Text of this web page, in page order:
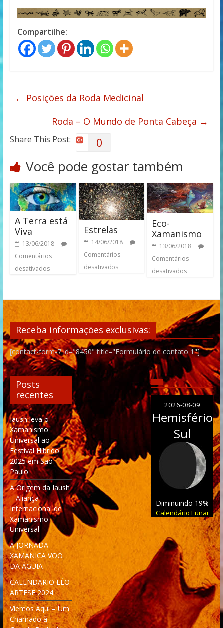
Compartilhe:
← Posições da Roda Medicinal
Roda – O Mundo de Ponta Cabeça →
Share This Post: 0
Você pode gostar também
A Terra está
Viva
13/06/2018
Comentários
desativados
Estrelas
14/06/2018
Comentários
desativados
Eco-
Xamanismo
13/06/2018
Comentários
desativados
Receba informações exclusivas:
[contact-form-7 id="8450" title="Formulário de contato 1"]
Posts
recentes
Iaush leva o
Xamanismo
Universal ao
Festival Híbrido
2025 em São
Paulo
A Origem da Iaush
– Aliança
Internacional de
Xamanismo
Universal
A JORNADA
XAMANICA VOO
DA ÁGUIA
CALENDARIO LÉO
ARTESE 2024
Viemos Aqui – Um
Chamado à
2026-08-09
Hemisfério
Sul
Diminuindo 19%
Calendário Lunar